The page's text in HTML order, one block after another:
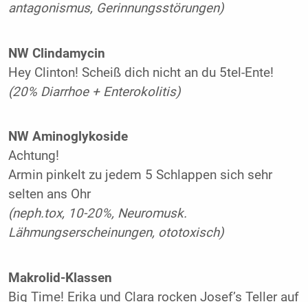
antagonismus, Gerinnungsstörungen)
NW Clindamycin
Hey Clinton! Scheiß dich nicht an du 5tel-Ente!
(20% Diarrhoe + Enterokolitis)
NW Aminoglykoside
Achtung!
Armin pinkelt zu jedem 5 Schlappen sich sehr
selten ans Ohr
(neph.tox, 10-20%, Neuromusk.
Lähmungserscheinungen, ototoxisch)
Makrolid-Klassen
Big Time! Erika und Clara rocken Josef’s Teller auf